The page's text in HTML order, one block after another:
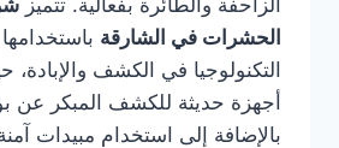
الحشرات في الشارقة
التكنولوجيا في الكشف
أجهزة حديثة للكشف المبكر عن
بالإضافة إلى استخدام مبيدات